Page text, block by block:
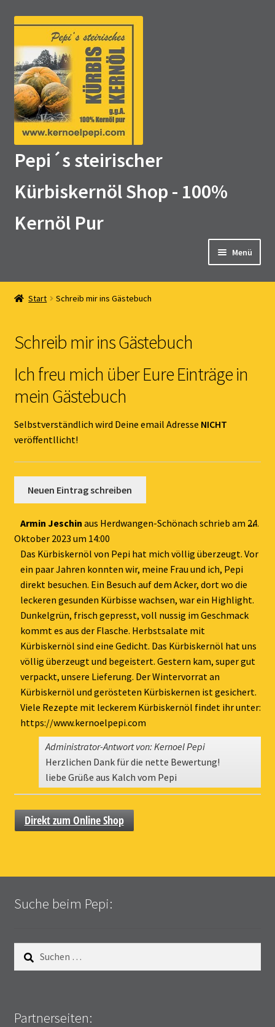
Zur
Navigation
springen
Zum
springen
Pepi´s steirischer
Kürbiskernöl Shop - 100%
Kernöl Pur
Menü
Home
Kernöl Pepi
Übers Kernöl
Kontakt
Gästebuch
Start Schreib mir ins Gästebuch
Schreib mir ins Gästebuch
Ich freu mich über Eure Einträge in
mein Gästebuch
Selbstverständlich wird Deine email Adresse NICHT
veröffentllicht!
Armin Jeschin aus Herdwangen-Schönach schrieb am 24.
Oktober 2023 um 14:00
Das Kürbiskernöl von Pepi hat mich völlig überzeugt. Vor
ein paar Jahren konnten wir, meine Frau und ich, Pepi
direkt besuchen. Ein Besuch auf dem Acker, dort wo die
leckeren gesunden Kürbisse wachsen, war ein Highlight.
Dunkelgrün, frisch gepresst, voll nussig im Geschmack
kommt es aus der Flasche. Herbstsalate mit
Kürbiskernöl sind eine Gedicht. Das Kürbiskernöl hat uns
völlig überzeugt und begeistert. Gestern kam, super gut
verpackt, unsere Lieferung. Der Wintervorrat an
Kürbiskernöl und gerösteten Kürbiskernen ist gesichert.
Viele Rezepte mit leckerem Kürbiskernöl findet ihr unter:
https://www.kernoelpepi.com
Administrator-Antwort von: Kernoel Pepi
Herzlichen Dank für die nette Bewertung!
liebe Grüße aus Kalch vom Pepi
...
Direkt zum Online Shop
Suche beim Pepi:
nach:
Partnerseiten: